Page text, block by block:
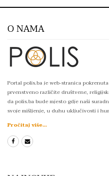
O NAMA
Portal polis.ba je web-stranica
prvenstveno različite društvene,
da polis.ba bude mjesto gdje naši
svoje mišljenje, u duhu uključivosti i
Pročitaj više...